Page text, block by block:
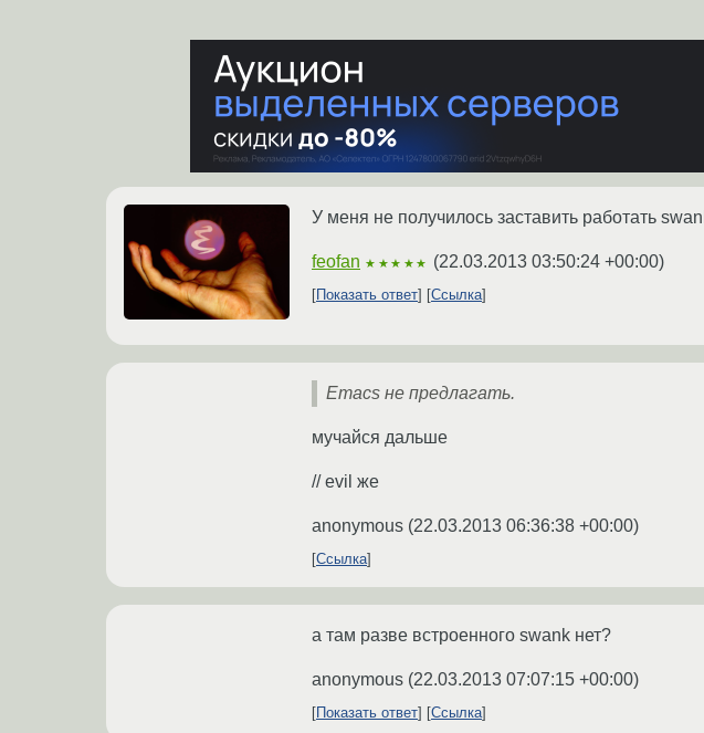
У меня не получилось заставить работать
feofan ★★★★★ (22.03.2013 03:50:24 +00:00)
Показать ответ Ссылка
Emacs не предлагать.
мучайся дальше
// evil же
anonymous (22.03.2013 06:36:38 +00:00)
Ссылка
а там разве встроенного swank нет?
anonymous (22.03.2013 07:07:15 +00:00)
Показать ответ Ссылка